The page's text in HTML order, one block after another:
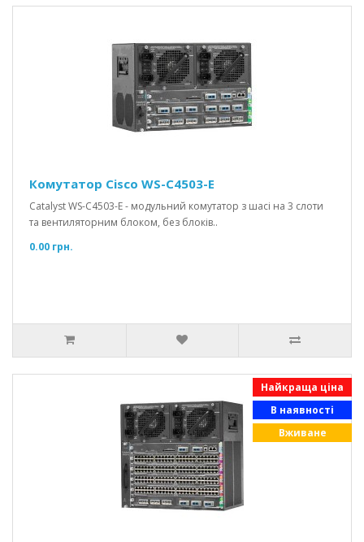
Комутатор Cisco WS-C4503-E
Catalyst WS-C4503-E - модульний комутатор з шасі на 3 слоти
та вентиляторним блоком, без блоків..
0.00 грн.
Найкраща ціна
В наявності
Вживане